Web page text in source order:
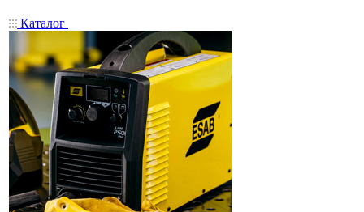
Каталог